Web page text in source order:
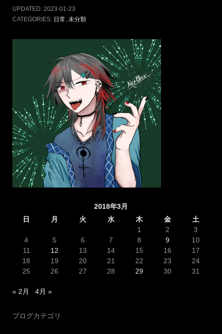
UPDATED: 2023-01-23
CATEGORIES: 日常, 未分類
2018年3月
日
月 火 水 木 金
土
1
2
3
4
5 6 7 8 9
10
11
12 13 14 15 16
17
18
19 20 21 22 23
24
25
26 27 28 29 30 31
« 2月 4月 »
ブログカテゴリ